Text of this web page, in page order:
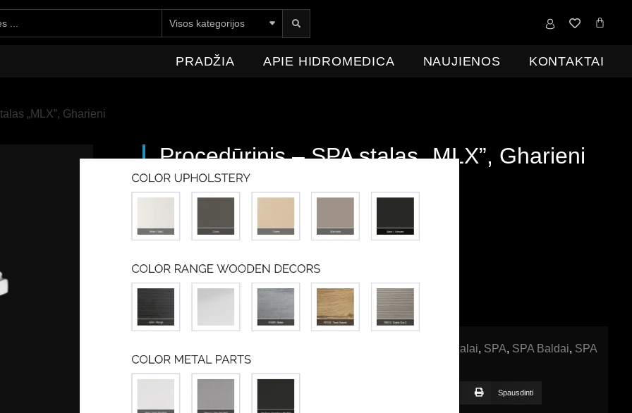
HIDROMEDICA KONTAKTAI 0,00
PRADŽIA APIE HIDROMEDICA NAUJIENOS KONTAKTAI
„MLX”, Gharieni
Procedūrinis – SPA stalas „MLX”, Gharieni
8470,00 € Su PVM (7000,00€be PVM )
Į krepšelį
Kategorijos:
Procedūriniai stalai, SPA, SPA Baldai, SPA
Spausdinti